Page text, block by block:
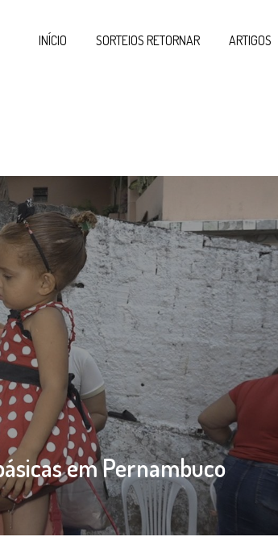
INÍCIO SORTEIOS RETORNAR ARTIGOS
em Pernambuco